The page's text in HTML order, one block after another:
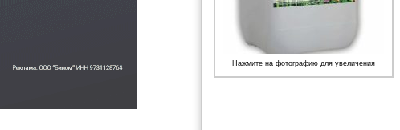
Нажмите на фотографию для увеличения